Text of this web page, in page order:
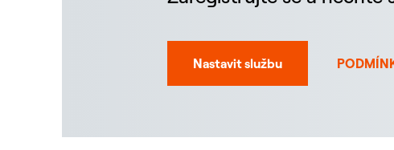
Nastavit službu